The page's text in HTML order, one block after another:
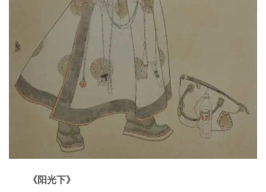
《阳光下》